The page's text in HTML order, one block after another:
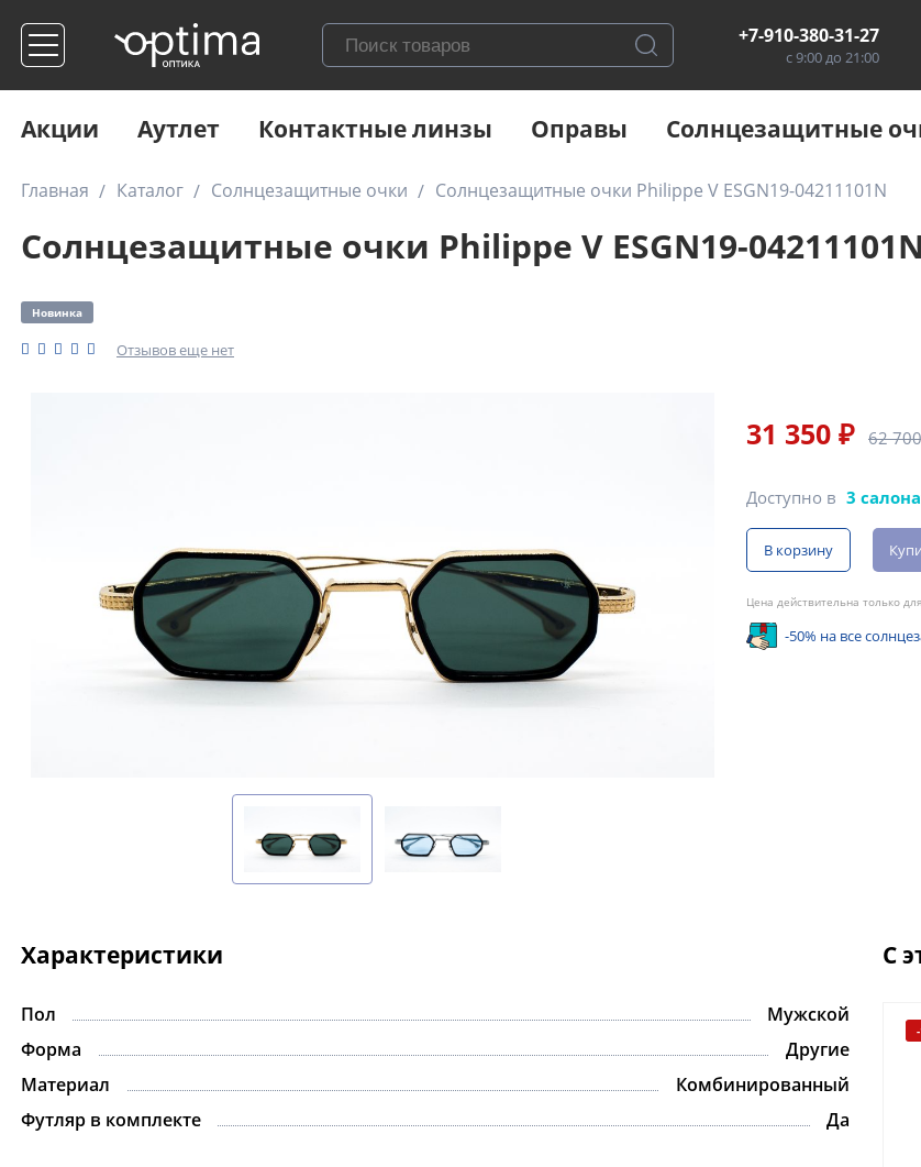
+7-910-380-31-27
с 9:00 до 21:00
Акции Аутлет Контактные линзы Оправы Солнцезащитные
Главная Каталог Солнцезащитные очки Солнцезащитные очки Philippe V ESGN19-04211101N
Солнцезащитные очки Philippe V ESGN19-04211101N
Новинка
Отзывов еще нет
31 350 ₽ 62
Доступно в 3
В корзину
Цена действительна только
-50% на все
Характеристики
Пол
Мужской
Форма
Другие
Материал
Комбинированный
Футляр в комплекте
Да
С